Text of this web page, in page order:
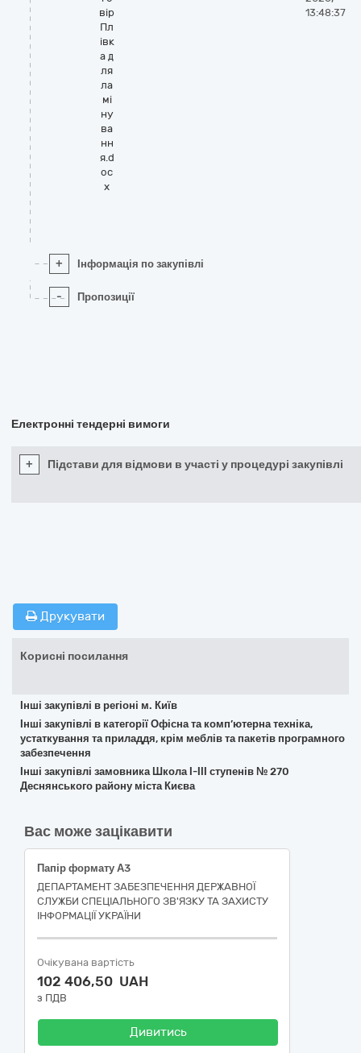
вір
Пл
івк
а д
ля
ла
мі
ну
ва
нн
я.d
oc
x
13:48:37
+ Інформація по закупівлі
- Пропозиції
Електронні тендерні вимоги
+ Підстави для відмови в участі у процедурі закупівлі
Друкувати
Корисні посилання
Інші закупівлі в регіоні м. Київ
Інші закупівлі в категорії Офісна та комп’ютерна техніка,
устаткування та приладдя, крім меблів та пакетів програмного
забезпечення
Інші закупівлі замовника Школа І-ІІІ ступенів № 270
Деснянського району міста Києва
Вас може зацікавити
Папір формату А3
ДЕПАРТАМЕНТ ЗАБЕЗПЕЧЕННЯ ДЕРЖАВНОЇ
СЛУЖБИ СПЕЦІАЛЬНОГО ЗВ'ЯЗКУ ТА ЗАХИСТУ
ІНФОРМАЦІЇ УКРАЇНИ
Очікувана вартість
102 406,50 UAH
з ПДВ
Дивитись